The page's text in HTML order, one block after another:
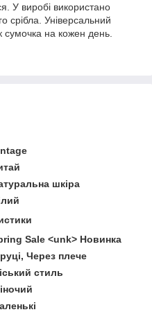
У виробі використано
срібла. Універсальний
сумочка на кожен день.
шкіра
Sale <unk> Новинка
Через плече
стиль